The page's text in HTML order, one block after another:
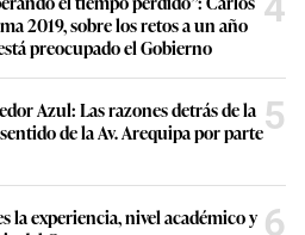
la experiencia, nivel académico y
del Congreso
6